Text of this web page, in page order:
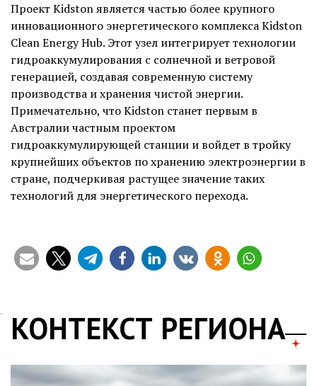
Проект Kidston является частью более крупного
инновационного энергетического комплекса Kidston
Clean Energy Hub. Этот узел интегрирует технологии
гидроаккумулирования с солнечной и ветровой
генерацией, создавая современную систему
производства и хранения чистой энергии.
Примечательно, что Kidston станет первым в
Австралии частным проектом
гидроаккумулирующей станции и войдет в тройку
крупнейших объектов по хранению электроэнергии в
стране, подчеркивая растущее значение таких
технологий для энергетического перехода.
КОНТЕКСТ РЕГИОНА